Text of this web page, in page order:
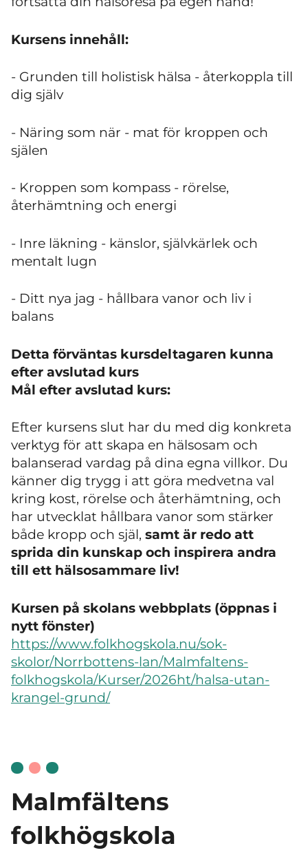
Kursens innehåll:
- Grunden till holistisk hälsa - återkoppla till
dig själv
- Näring som när - mat för kroppen och
själen
- Kroppen som kompass - rörelse,
återhämtning och energi
- Inre läkning - känslor, självkärlek och
mentalt lugn
- Ditt nya jag - hållbara vanor och liv i
balans
Detta förväntas kursdeltagaren kunna
efter avslutad kurs
Mål efter avslutad kurs:
Efter kursens slut har du med dig konkreta
verktyg för att skapa en hälsosam och
balanserad vardag på dina egna villkor. Du
känner dig trygg i att göra medvetna val
kring kost, rörelse och återhämtning, och
har utvecklat hållbara vanor som stärker
både kropp och själ, samt är redo att
sprida din kunskap och inspirera andra
till ett hälsosammare liv!
Kursen på skolans webbplats (öppnas i
nytt fönster)
https://www.folkhogskola.nu/sok-
skolor/Norrbottens-lan/Malmfaltens-
folkhogskola/Kurser/2026ht/halsa-utan-
krangel-grund/
Malmfältens
folkhögskola